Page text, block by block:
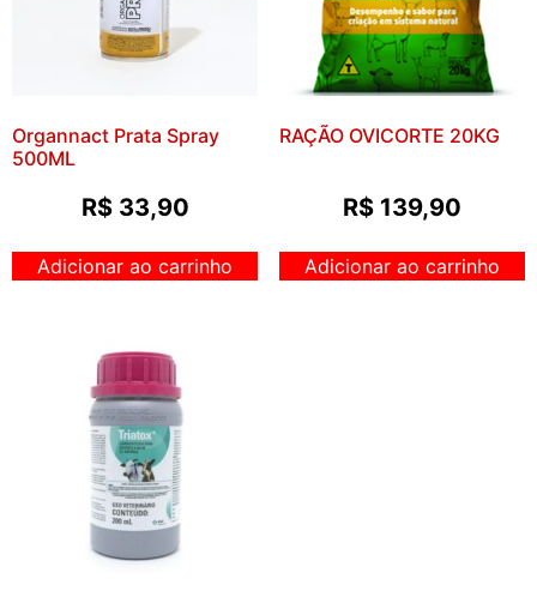
Organnact Prata Spray
500ML
R$33,90
Adicionar ao carrinho
RAÇÃO OVICORTE 20KG
R$139,90
Adicionar ao carrinho